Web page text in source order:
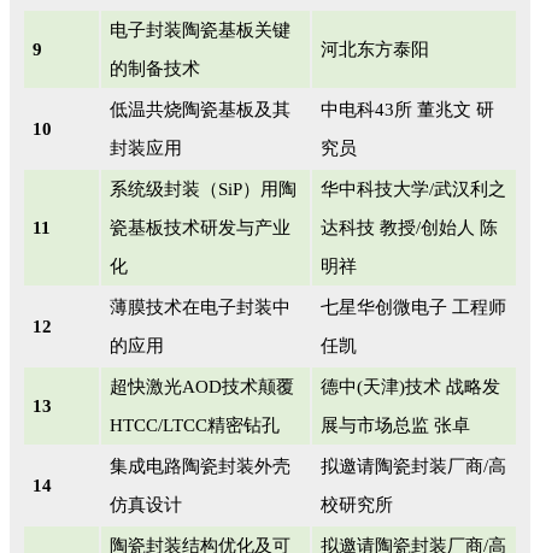
9
电子封装陶瓷基板关键
的制备技术
河北东方泰阳
10
低温共烧陶瓷基板及其
封装应用
中电科43所 董兆文 研
究员
11
系统级封装（SiP）用陶
瓷基板技术研发与产业
化
华中科技大学/武汉利之
达科技 教授/创始人 陈
明祥
12
薄膜技术在电子封装中
的应用
七星华创微电子 工程师
任凯
13
超快激光AOD技术颠覆
HTCC/LTCC精密钻孔
德中(天津)技术 战略发
展与市场总监 张卓
14
集成电路陶瓷封装外壳
仿真设计
拟邀请陶瓷封装厂商/高
校研究所
陶瓷封装结构优化及可
拟邀请陶瓷封装厂商/高